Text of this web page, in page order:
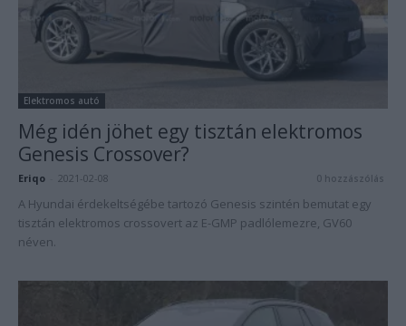
Elektromos autó
Még idén jöhet egy tisztán elektromos
Genesis Crossover?
Eriqo 2021-02-08 0 hozzászólás
A Hyundai érdekeltségébe tartozó Genesis szintén bemutat egy
tisztán elektromos crossovert az E-GMP padlólemezre, GV60
néven.